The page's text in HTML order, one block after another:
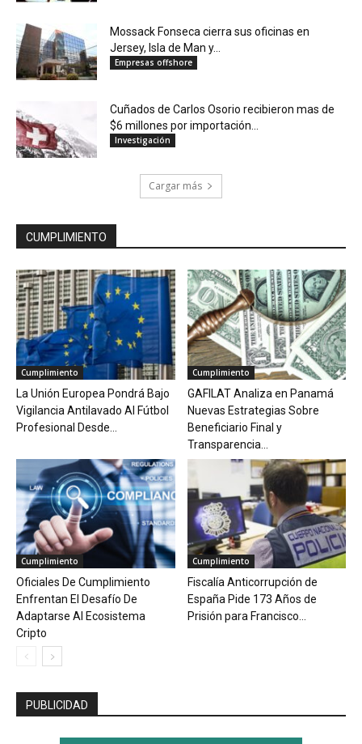
Mossack Fonseca cierra sus oficinas en
Jersey, Isla de Man y...
Empresas offshore
Cuñados de Carlos Osorio recibieron mas de
$6 millones por importación...
Investigación
Cargar más
CUMPLIMIENTO
Cumplimiento
La Unión Europea Pondrá Bajo
Vigilancia Antilavado Al Fútbol
Profesional Desde...
Cumplimiento
GAFILAT Analiza en Panamá
Nuevas Estrategias Sobre
Beneficiario Final y
Transparencia...
Cumplimiento
Oficiales De Cumplimiento
Enfrentan El Desafío De
Adaptarse Al Ecosistema
Cripto
Cumplimiento
Fiscalía Anticorrupción de
España Pide 173 Años de
Prisión para Francisco...
PUBLICIDAD